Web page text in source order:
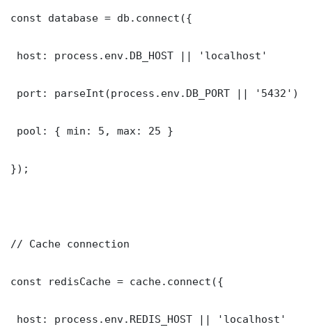
const database = db.connect({
host: process.env.DB_HOST || 'localhost'
port: parseInt(process.env.DB_PORT || '5432')
pool: { min: 5, max: 25 }
});
// Cache connection
const redisCache = cache.connect({
host: process.env.REDIS_HOST || 'localhost'